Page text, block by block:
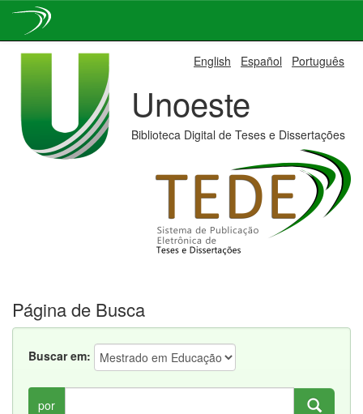
English Español Português
Unoeste
Biblioteca Digital de Teses e Dissertações
Página de Busca
Buscar em:
por